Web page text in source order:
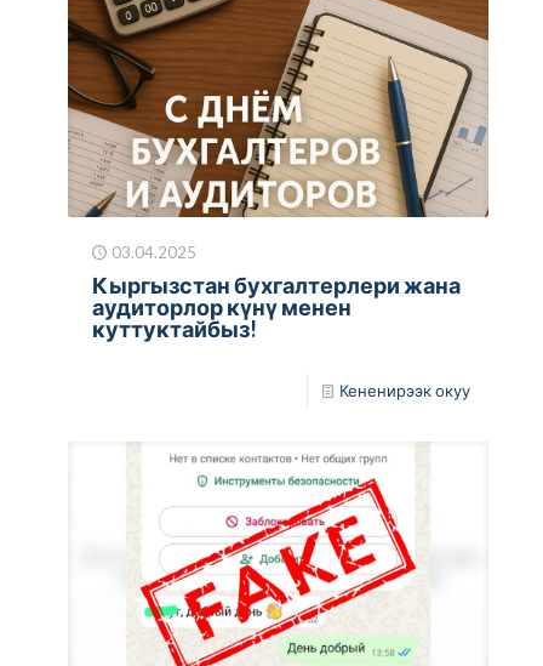
03.04.2025
Кыргызстан бухгалтерлери жана
аудиторлор күнү менен
куттуктайбыз!
Кененирээк окуу